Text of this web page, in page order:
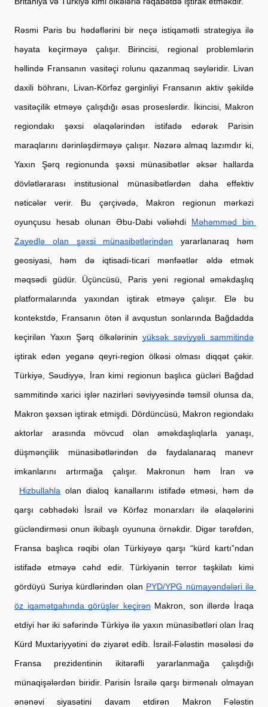
Rəsmi Paris bu hədəflərini bir neçə istiqamətli strategiya ilə
həyata keçirməyə çalışır. Birincisi, regional problemlərin
həllində Fransanın vasitəçi rolunu qazanmaq səyləridir. Livan
daxili böhranı, Livan-Körfəz gərginliyi Fransanın aktiv şəkildə
vasitəçilik etməyə çalışdığı əsas proseslərdir. İkincisi, Makron
regiondakı şəxsi əlaqələrindən istifadə edərək Parisin
maraqlarını dərinləşdirməyə çalışır. Nəzərə almaq lazımdır ki,
Yaxın Şərq regionunda şəxsi münasibətlər əksər hallarda
dövlətlərarası institusional münasibətlərdən daha effektiv
nəticələr verir. Bu çərçivədə, Makron regionun mərkəzi
oyunçusu hesab olunan Əbu-Dabi vəliəhdi
Məhəmməd bin
Zayedlə olan şəxsi münasibətlərindən yararlanaraq həm
geosiyasi, həm də iqtisadi-ticari mənfəətlər əldə etmək
məqsədi güdür. Üçüncüsü, Paris yeni regional əməkdaşlıq
platformalarında yaxından iştirak etməyə çalışır. Elə bu
kontekstdə, Fransanın ötən il avqustun sonlarında Bağdadda
keçirilən Yaxın Şərq ölkələrinin yüksək səviyyəli sammitində
iştirak edən yeganə qeyri-region ölkəsi olması diqqət çəkir.
Türkiyə, Səudiyyə, İran kimi regionun başlıca gücləri Bağdad
sammitində xarici işlər nazirləri səviyyəsində təmsil olunsa da,
Makron şəxsən iştirak etmişdi. Dördüncüsü, Makron regiondakı
aktorlar arasında mövcud olan əməkdaşlıqlarla yanaşı,
düşmənçilik münasibətlərindən də faydalanaraq manevr
imkanlarını artırmağa çalışır. Makronun həm İran və
Hizbullahla olan dialoq kanallarını istifadə etməsi, həm də
qarşı cəbhədəki İsrail və Körfəz monarxları ilə əlaqələrini
gücləndirməsi onun ikibaşlı oyununa örnəkdir. Digər tərəfdən,
Fransa başlıca rəqibi olan Türkiyəyə qarşı “kürd kartı”ndan
istifadə etməyə cəhd edir. Türkiyənin terror təşkilatı kimi
gördüyü Suriya kürdlərindən olan PYD/YPG nümayəndələri ilə
öz iqamətgahında görüşlər keçirən Makron, son illərdə İraqa
etdiyi hər iki səfərində Türkiyə ilə yaxın münasibətləri olan İraq
Kürd Muxtariyyətini də ziyarət edib. İsrail-Fələstin məsələsi də
Fransa prezidentinin ikitərəfli yararlanmağa çalışdığı
münaqişələrdən biridir. Parisin İsrailə qarşı birmənalı olmayan
ənənəvi siyasətini davam etdirən Makron Fələstin